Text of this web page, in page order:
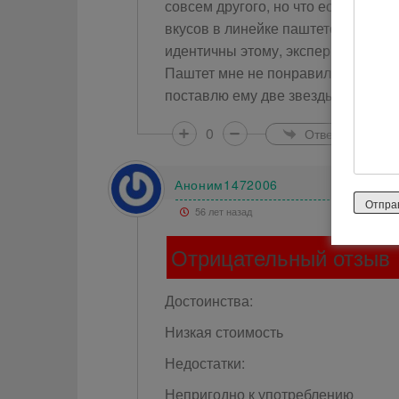
совсем другого, но что есть, то
вкусов в линейке паштетов, но
идентичны этому, эксперименты
Паштет мне не понравился, но за
поставлю ему две звезды, к
0
Ответить
Аноним1472006
56 лет назад
Отрицательный отзыв
Достоинства:
Низкая стоимость
Недостатки:
Непригодно к употреблению